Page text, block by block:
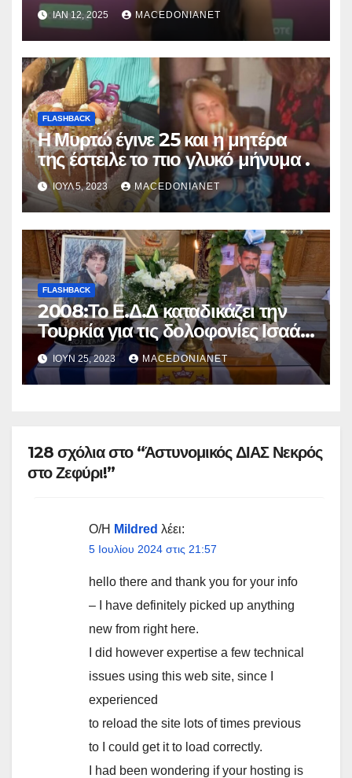
ΙΑΝ 12, 2025 MACEDONIANET
FLASHBACK
Η Μυρτώ έγινε 25 και η μητέρα
της έστειλε το πιο γλυκό μήνυμα .
ΙΟΎΛ 5, 2023 MACEDONIANET
FLASHBACK
2008:Το Ε.Δ.Δ καταδικάζει την
Τουρκία για τις δολοφονίες Ισαάκ
και Σολωμού
ΙΟΎΝ 25, 2023 MACEDONIANET
128 σχόλια στο “Άστυνομικός ΔΙΑΣ Νεκρός
στο Ζεφύρι!”
Ο/Η Mildred λέει:
5 Ιουλίου 2024 στις 21:57
hello there and thank you for your info
– I have definitely picked up anything
new from right here.
I did however expertise a few technical
issues using this web site, since I
experienced
to reload the site lots of times previous
to I could get it to load correctly.
I had been wondering if your hosting is